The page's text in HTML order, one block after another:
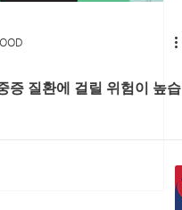
증 질환에 걸릴 위험이 높습